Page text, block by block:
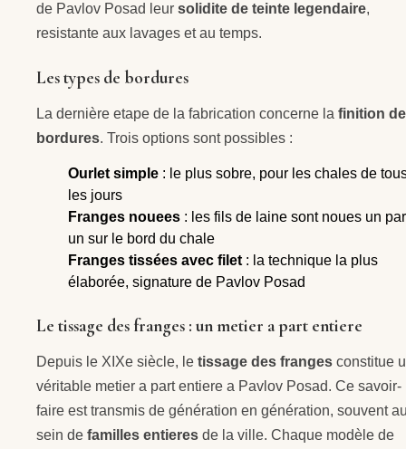
de Pavlov Posad leur solidite de teinte legendaire,
resistante aux lavages et au temps.
Les types de bordures
La dernière etape de la fabrication concerne la finition
bordures. Trois options sont possibles :
Ourlet simple : le plus sobre, pour les chales de
les jours
Franges nouees : les fils de laine sont noues un par
un sur le bord du chale
Franges tissées avec filet : la technique la plus
élaborée, signature de Pavlov Posad
Le tissage des franges : un metier a part entiere
Depuis le XIXe siècle, le tissage des franges constitue
véritable metier a part entiere a Pavlov Posad. Ce savoir-
faire est transmis de génération en génération, souvent
sein de familles entieres de la ville. Chaque modèle de